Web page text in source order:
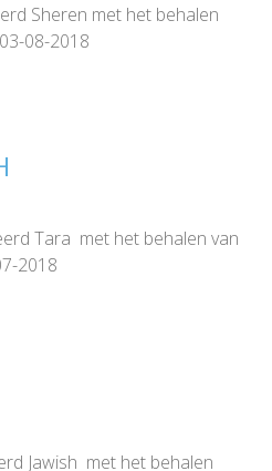
Sheren met het behalen
08-2018
Tara met het behalen van
2018
Jawish met het behalen